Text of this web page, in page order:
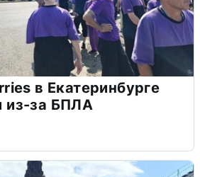
в Екатеринбурге
из-за БПЛА